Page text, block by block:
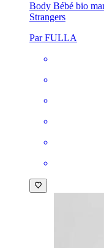
Body Bébé bio
Strangers
Par FULLA